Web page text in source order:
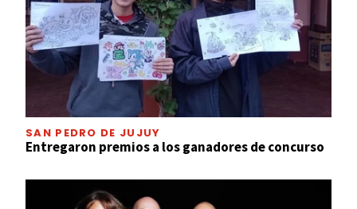
SAN PEDRO DE JUJUY
Entregaron premios a los ganadores de concurso